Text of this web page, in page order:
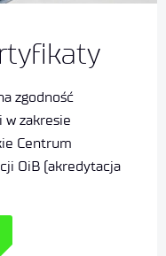
zgodność
zakresie
Centrum
OiB (akredytacja